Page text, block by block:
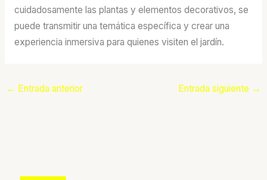
cuidadosamente las plantas y elementos decorativos, se
puede transmitir una temática específica y crear una
experiencia inmersiva para quienes visiten el jardín.
← Entrada anterior Entrada siguiente →